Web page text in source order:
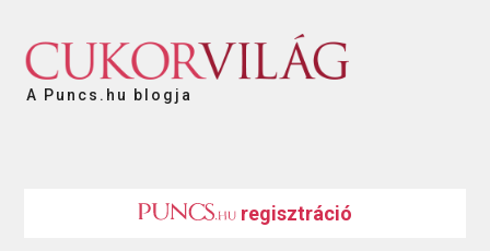
A Puncs.hu blogja
regisztráció